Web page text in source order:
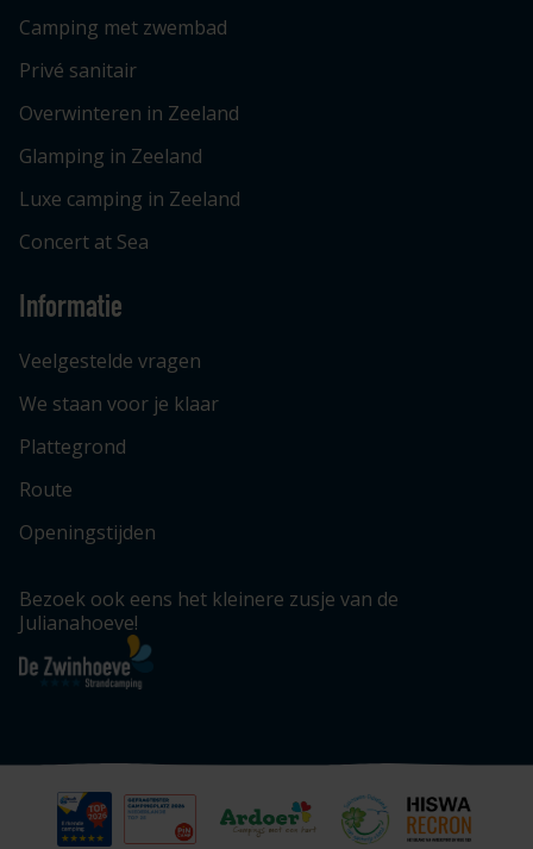
Camping met zwembad
Privé sanitair
Overwinteren in Zeeland
Glamping in Zeeland
Luxe camping in Zeeland
Concert at Sea
Informatie
Veelgestelde vragen
We staan voor je klaar
Plattegrond
Route
Openingstijden
Bezoek ook eens het kleinere zusje van de
Julianahoeve!